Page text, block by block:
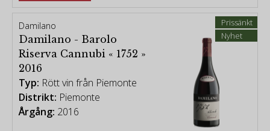
Prissänkt
Nyhet
Damilano
Damilano - Barolo
Riserva Cannubi « 1752 »
2016
Typ: Rött vin från Piemonte
Distrikt: Piemonte
Årgång: 2016